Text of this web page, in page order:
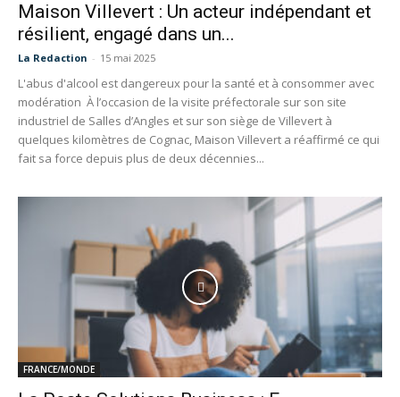
Maison Villevert : Un acteur indépendant et
résilient, engagé dans un...
La Redaction - 15 mai 2025
L'abus d'alcool est dangereux pour la santé et à consommer avec
modération À l’occasion de la visite préfectorale sur son site
industriel de Salles d’Angles et sur son siège de Villevert à
quelques kilomètres de Cognac, Maison Villevert a réaffirmé ce qui
fait sa force depuis plus de deux décennies...
FRANCE/MONDE